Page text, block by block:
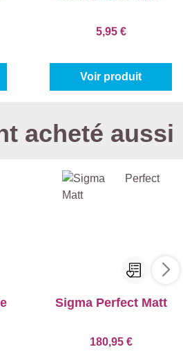
5,95 €
Voir produit
acheté aussi
Sigma Perfect Matt
180,95 €